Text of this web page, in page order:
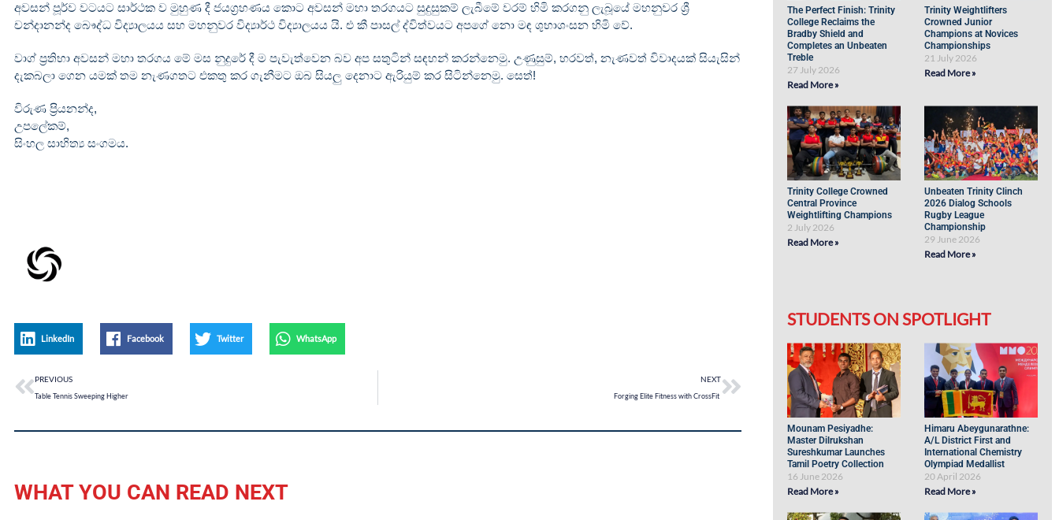
අවසන් පූර්ව වටයට සාර්ථක ව මුහුණ දී ජයග්‍රහණය කොට අවසන් මහා තරගයට සුදුසුකම් ලැබීමේ වරම් හිමි කරගනු ලැබූයේ මහනුවර ශ්‍රී
චන්දානන්ද බෞද්ධ විද්‍යාලයය සහ මහනුවර විද්‍යාර්ථ විද්‍යාලයය යි. එ කී පාසල් ද්විත්වයට අපගේ නො මඳ ශුභාශංසන හිමි වේ.
වාග් ප්‍රතිභා අවසන් මහා තරගය මේ මස නුදුරේ දී ම පැවැත්වෙන බව අප සතුටින් සඳහන් කරන්නෙමු. උණුසුම්, හරවත්, නැණවත් විවාදයක් සියැසින්
දැකබලා ගෙන යමක් තම නැණගතට එකතු කර ගැනීමට ඔබ සියලු දෙනාට ඇරියුම් කර සිටින්නෙමු. සෙත්!
විරුණ ප්‍රියනන්ද,
උපලේකම්,
සිංහල සාහිත්‍ය සංගමය.
LinkedIn Facebook Twitter WhatsApp
PREVIOUS
Table Tennis Sweeping Higher
NEXT
Forging Elite Fitness with CrossFit
WHAT YOU CAN READ NEXT
The Perfect Finish: Trinity
College Reclaims the
Bradby Shield and
Completes an Unbeaten
Treble
27 July 2026
Read More »
Trinity Weightlifters
Crowned Junior
Champions at Novices
Championships
21 July 2026
Read More »
Trinity College Crowned
Central Province
Weightlifting Champions
2 July 2026
Read More »
Unbeaten Trinity Clinch
2026 Dialog Schools
Rugby League
Championship
29 June 2026
Read More »
STUDENTS ON SPOTLIGHT
Mounam Pesiyadhe:
Master Dilrukshan
Sureshkumar Launches
Tamil Poetry Collection
16 June 2026
Read More »
Himaru Abeygunarathne:
A/L District First and
International Chemistry
Olympiad Medallist
20 April 2026
Read More »